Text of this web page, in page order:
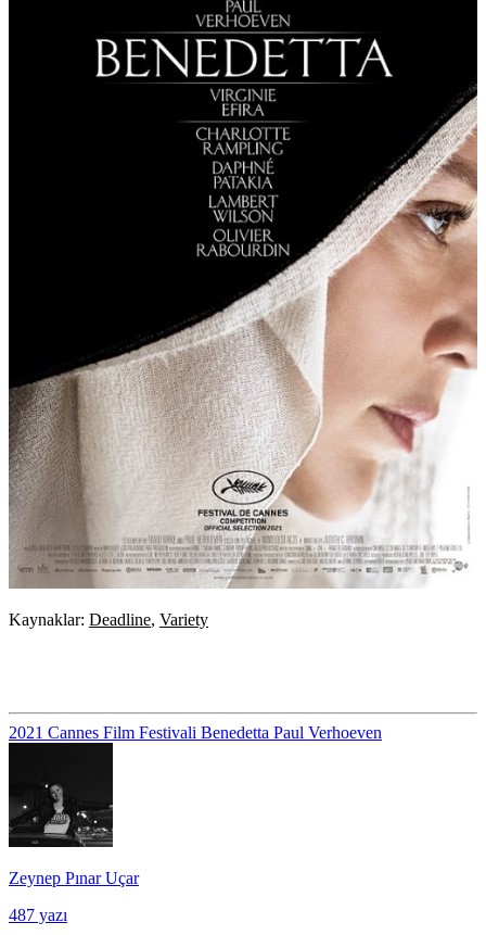
Kaynaklar: Deadline, Variety
2021 Cannes Film Festivali Benedetta Paul Verhoeven
Zeynep Pınar Uçar
487 yazı